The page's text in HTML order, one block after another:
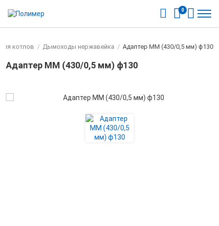
0
котлов / Дымоходы нержавейка / Адаптер ММ (430/0,5 мм) ф130
Адаптер ММ (430/0,5 мм) ф130